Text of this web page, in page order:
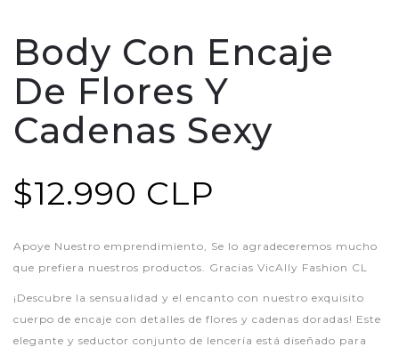
Body Con Encaje
De Flores Y
Cadenas Sexy
$12.990 CLP
Apoye Nuestro emprendimiento, Se lo agradeceremos mucho
que prefiera nuestros productos. Gracias VicAlly Fashion CL
¡Descubre la sensualidad y el encanto con nuestro exquisito
cuerpo de encaje con detalles de flores y cadenas doradas! Este
elegante y seductor conjunto de lencería está diseñado para